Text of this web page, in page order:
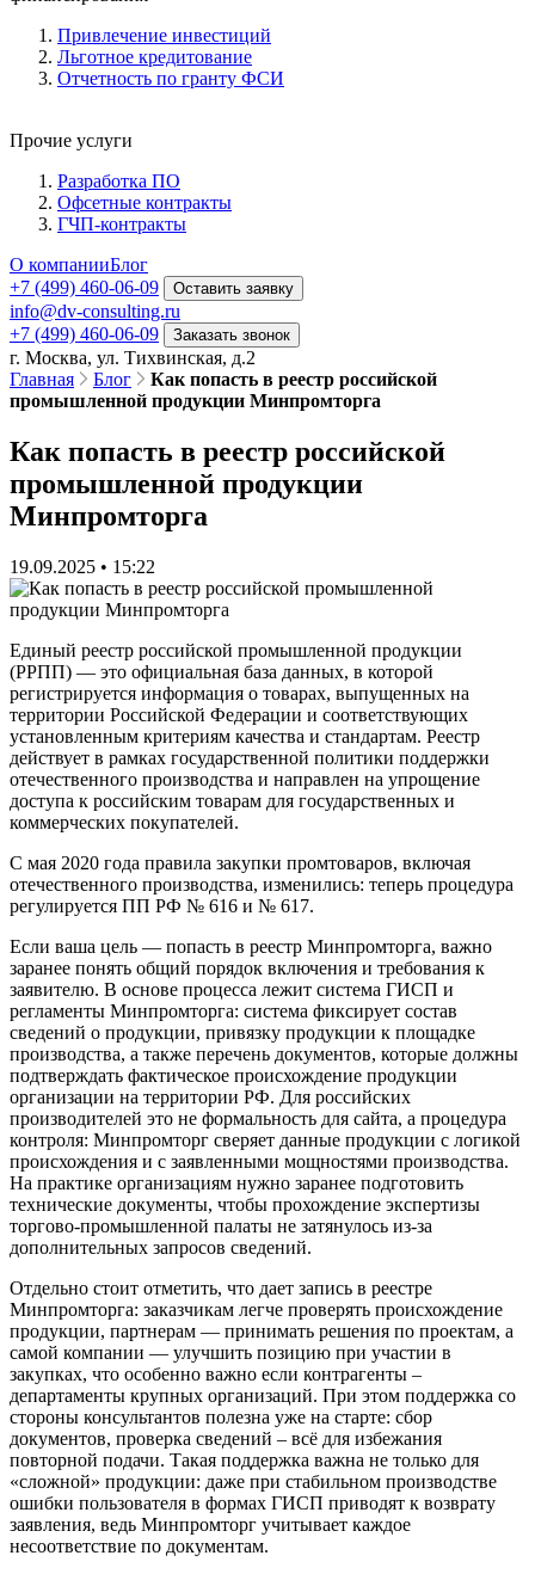
Привлечение инвестиций
Льготное кредитование
Отчетность по гранту ФСИ
Прочие услуги
Разработка ПО
Офсетные контракты
ГЧП-контракты
О компанииБлог
+7 (499) 460-06-09
Оставить заявку
info@dv-consulting.ru
+7 (499) 460-06-09
Заказать звонок
г. Москва, ул. Тихвинская, д.2
Главная
Блог
Как попасть в реестр российской
промышленной продукции Минпромторга
Как попасть в реестр российской
промышленной продукции
Минпромторга
19.09.2025 • 15:22
Единый реестр российской промышленной продукции
(РРПП) — это официальная база данных, в которой
регистрируется информация о товарах, выпущенных на
территории Российской Федерации и соответствующих
установленным критериям качества и стандартам. Реестр
действует в рамках государственной политики поддержки
отечественного производства и направлен на упрощение
доступа к российским товарам для государственных и
коммерческих покупателей.
С мая 2020 года правила закупки промтоваров, включая
отечественного производства, изменились: теперь процедура
регулируется ПП РФ № 616 и № 617.
Если ваша цель — попасть в реестр Минпромторга, важно
заранее понять общий порядок включения и требования к
заявителю. В основе процесса лежит система ГИСП и
регламенты Минпромторга: система фиксирует состав
сведений о продукции, привязку продукции к площадке
производства, а также перечень документов, которые должны
подтверждать фактическое происхождение продукции
организации на территории РФ. Для российских
производителей это не формальность для сайта, а процедура
контроля: Минпромторг сверяет данные продукции с логикой
происхождения и с заявленными мощностями производства.
На практике организациям нужно заранее подготовить
технические документы, чтобы прохождение экспертизы
торгово-промышленной палаты не затянулось из-за
дополнительных запросов сведений.
Отдельно стоит отметить, что дает запись в реестре
Минпромторга: заказчикам легче проверять происхождение
продукции, партнерам — принимать решения по проектам, а
самой компании — улучшить позицию при участии в
закупках, что особенно важно если контрагенты –
департаменты крупных организаций. При этом поддержка со
стороны консультантов полезна уже на старте: сбор
документов, проверка сведений – всё для избежания
повторной подачи. Такая поддержка важна не только для
«сложной» продукции: даже при стабильном производстве
ошибки пользователя в формах ГИСП приводят к возврату
заявления, ведь Минпромторг учитывает каждое
несоответствие по документам.